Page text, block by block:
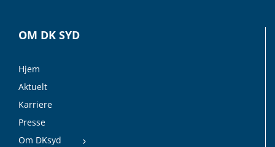
OM DK SYD
Hjem
Aktuelt
Karriere
Presse
Om DKsyd